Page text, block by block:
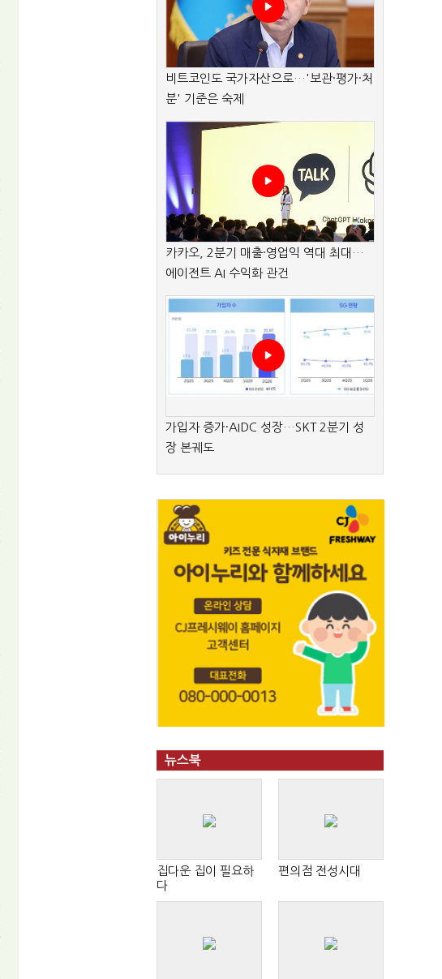
비트코인도 국가자산으로…'보관·평가·처
분' 기준은 숙제
카카오, 2분기 매출·영업익 역대 최대…
에이전트 AI 수익화 관건
가입자 증가·AIDC 성장…SKT 2분기 성
장 본궤도
뉴스북
집다운 집이 필요하
다
편의점 전성시대